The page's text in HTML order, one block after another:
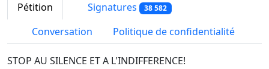
Pétition Signatures 38 582
Conversation Politique de confidentialité
STOP AU SILENCE ET A L'INDIFFERENCE!